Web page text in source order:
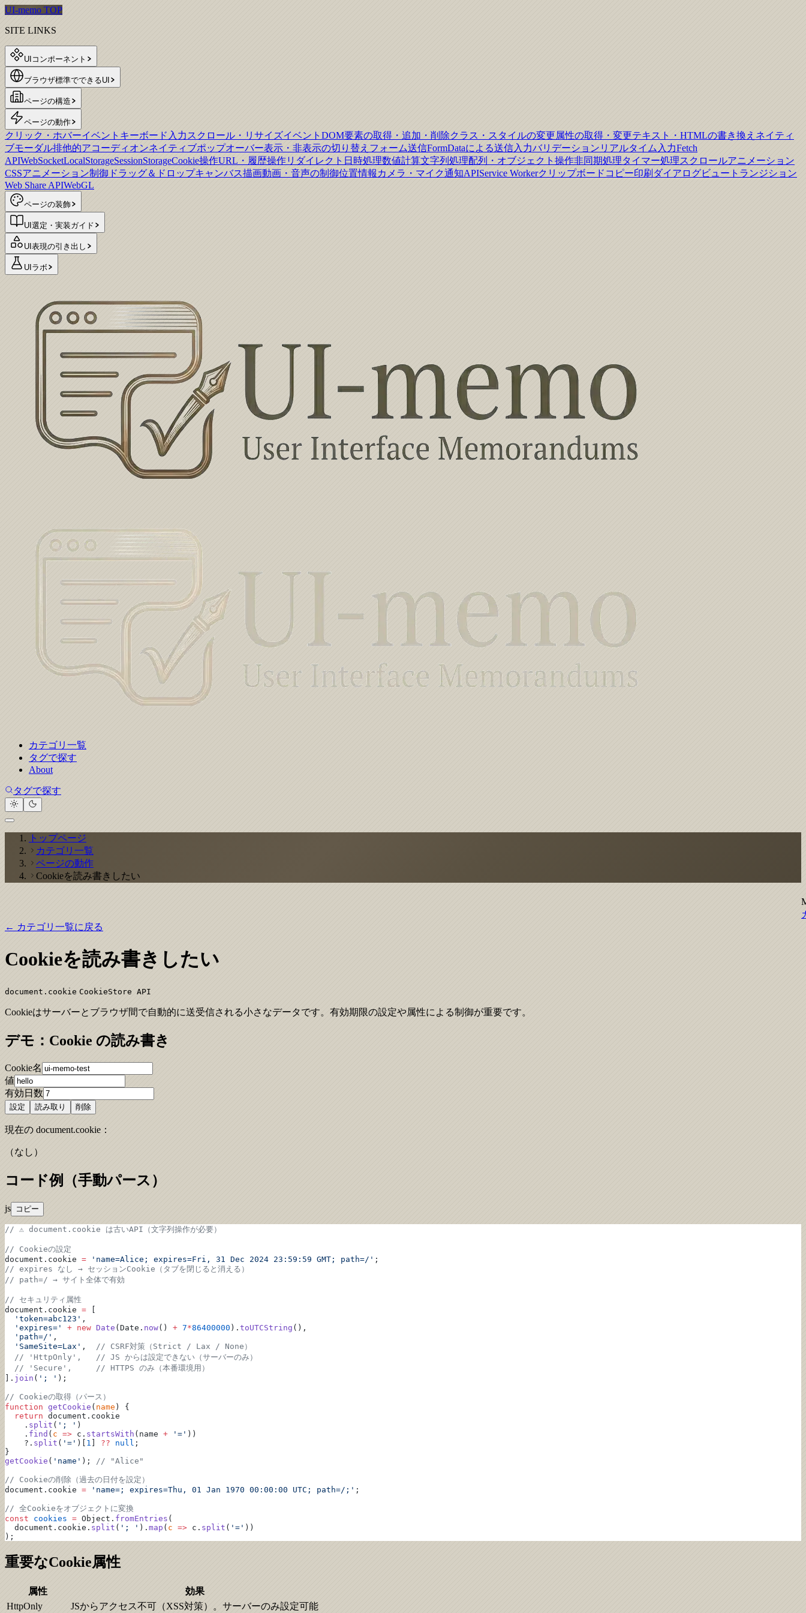
UI-memo TOP
SITE LINKS
UIコンポーネント
ブラウザ標準でできるUI
ページの構造
ページの動作
クリック・ホバーイベント キーボード入力 スクロール・リサイズイベント DOM要素の取得・追加・削除クラス・スタイルの変更属性の取得・変更テキスト・HTMLの書き換え ネイティ
ブモーダル排他的アコーディオンネイティブポップオーバー表示・非表示の切り替え フォーム送信FormDataによる送信入力バリデーション リアルタイム入力Fetch
APIWebSocketLocalStorageSessionStorageCookie操作URL・履歴操作リダイレクト 日時処理数値計算文字列処理配列・オブジェクト操作非同期処理タイマー処理スクロールアニメーション
CSSアニメーション制御 ドラッグ＆ドロップキャンバス描画動画・音声の制御位置情報 カメラ・マイク通知APIService Workerクリップボードコピー印刷ダイアログビュートランジション
Web Share APIWebGL
ページの装飾
UI選定・実装ガイド
UI表現の引き出し
UIラボ
カテゴリ一覧
タグで探す
About
タグで探す
トップページ
カテゴリ一覧
ページの動作
Cookieを読み書きしたい
← カテゴリ一覧に戻る
Cookieを読み書きしたい
document.cookie CookieStore API
Cookieはサーバーとブラウザ間で自動的に送受信される小さなデータです。有効期限の設定や属性による制御が重要です。
デモ：Cookie の読み書き
Cookie名
値
有効日数
設定 読み取り 削除
現在の document.cookie：
（なし）
コード例（手動パース）
js コピー
// ⚠️ document.cookie は古いAPI（文字列操作が必要）
// Cookieの設定
document.cookie = 'name=Alice; expires=Fri, 31 Dec 2024 23:59:59 GMT; path=/' ;
// expires なし → セッションCookie（タブを閉じると消える）
// path=/ → サイト全体で有効
// セキュリティ属性
document.cookie = [
  'token=abc123'
,
  'expires='
+ new Date (Date. now() + 7*86400000 ). toUTCString (),
  'path=/'
,
  'SameSite=Lax'
,
// CSRF対策（Strict / Lax / None）
  // 'HttpOnly',   // JS からは設定できない（サーバーのみ）
  // 'Secure',     // HTTPS のみ（本番環境用）
]. join ( '; ' );
// Cookieの取得（パース）
function getCookie ( name ) {
  return
document.cookie
    .
split ( '; ' )
    .
find ( c => c. startsWith (name + '=' ))
    ?.
split ( '=' )[ 1 ] ?? null ;
}
getCookie ( 'name' ); // "Alice"
// Cookieの削除（過去の日付を設定）
document.cookie = 'name=; expires=Thu, 01 Jan 1970 00:00:00 UTC; path=/;' ;
// 全Cookieをオブジェクトに変換
const cookies = Object. fromEntries (
  document.cookie.
split ( '; ' ). map ( c => c. split ( '=' ))
);
重要なCookie属性
属性
効果
HttpOnly
JSからアクセス不可（XSS対策）。サーバーのみ設定可能